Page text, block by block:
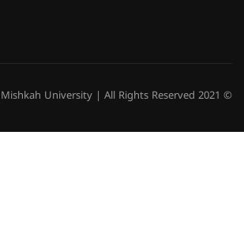
© 2021 Mishkah University | All Rights Reserved